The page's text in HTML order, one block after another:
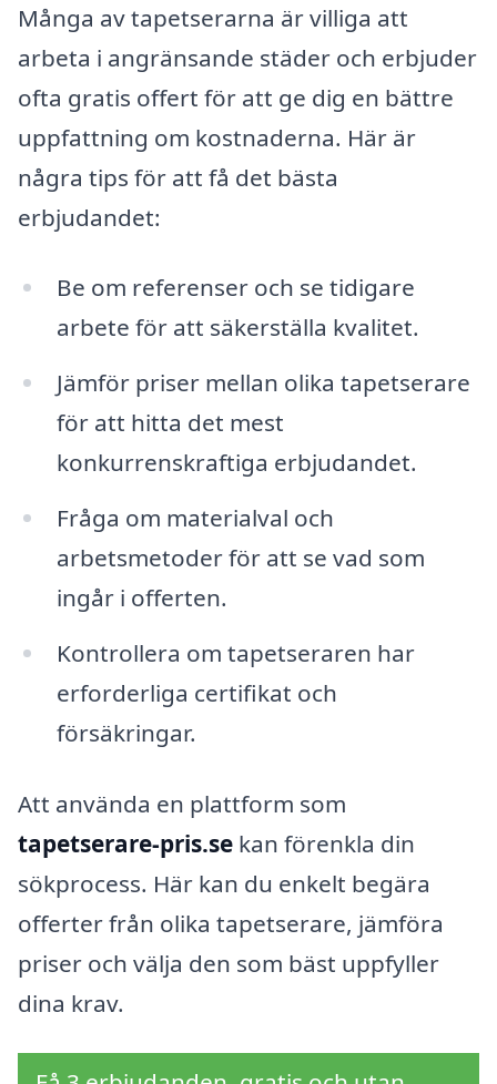
Många av tapetserarna är villiga att
arbeta i angränsande städer och erbjuder
ofta gratis offert för att ge dig en bättre
uppfattning om kostnaderna. Här är
några tips för att få det bästa
erbjudandet:
Be om referenser och se tidigare
arbete för att säkerställa kvalitet.
Jämför priser mellan olika tapetserare
för att hitta det mest
konkurrenskraftiga erbjudandet.
Fråga om materialval och
arbetsmetoder för att se vad som
ingår i offerten.
Kontrollera om tapetseraren har
erforderliga certifikat och
försäkringar.
Att använda en plattform som
tapetserare-pris.se kan förenkla din
sökprocess. Här kan du enkelt begära
offerter från olika tapetserare, jämföra
priser och välja den som bäst uppfyller
dina krav.